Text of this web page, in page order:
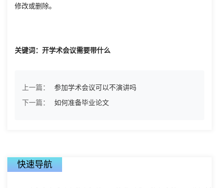
修改或删除。
关键词：开学术会议需要带什么
上一篇：
参加学术会议可以不演讲吗
下一篇：
如何准备毕业论文
快速导航